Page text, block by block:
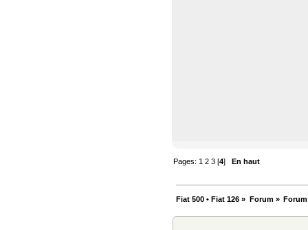
Pages: 1 2 3 [4]En haut
Fiat 500 • Fiat 126 » Forum»